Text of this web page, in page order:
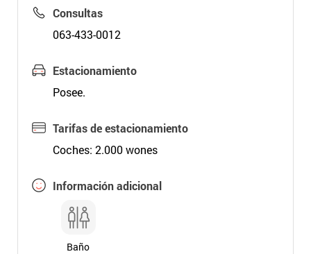
Consultas
063-433-0012
Estacionamiento
Posee.
Tarifas de estacionamiento
Coches: 2.000 wones
Información adicional
Baño